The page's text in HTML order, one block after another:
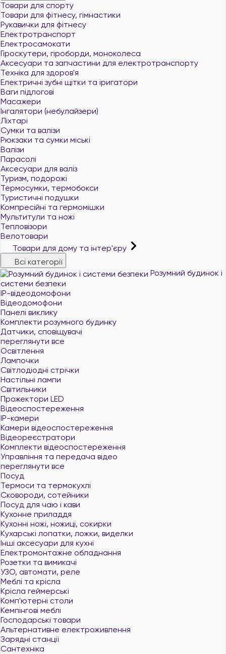
Товари для спорту
Товари для фітнесу, гімнастики
Рукавички для фітнесу
Електротранспорт
Електросамокати
Гіроскутери, гіроборди, моноколеса
Аксесуари та запчастини для електротранспорту
Техніка для здоров'я
Електричні зубні щітки та іригатори
Ваги підлогові
Масажери
Інгалятори (небулайзери)
Ліхтарі
Сумки та валізи
Рюкзаки та сумки міські
Валізи
Парасолі
Аксесуари для валіз
Туризм, подорожі
Термосумки, термобокси
Туристичні подушки
Компресійні та гермомішки
Мультитули та ножі
Тепловізори
Велотовари
Товари для дому та інтер'єру
Всі категорії
Розумний будинок і
системи безпеки
IP-відеодомофони
Відеодомофони
Панелі виклику
Комплекти розумного будинку
Датчики, сповіщувачі
переглянути все
Освітлення
Лампочки
Світлодіодні стрічки
Настільні лампи
Світильники
Прожектори LED
Відеоспостереження
IP-камери
Камери відеоспостереження
Відеореєстратори
Комплекти відеоспостереження
Управління та передача відео
переглянути все
Посуд
Термоси та термокухлі
Сковороди, сотейники
Посуд для чаю і кави
Кухонне приладдя
Кухонні ножі, ножиці, сокирки
Кухарські лопатки, ложки, виделки
Інші аксесуари для кухні
Електромонтажне обладнання
Розетки та вимикачі
УЗО, автомати, реле
Меблі та крісла
Крісла геймерські
Комп'ютерні столи
Кемпінгові меблі
Господарські товари
Альтернативне електроживлення
Зарядні станції
Сантехніка